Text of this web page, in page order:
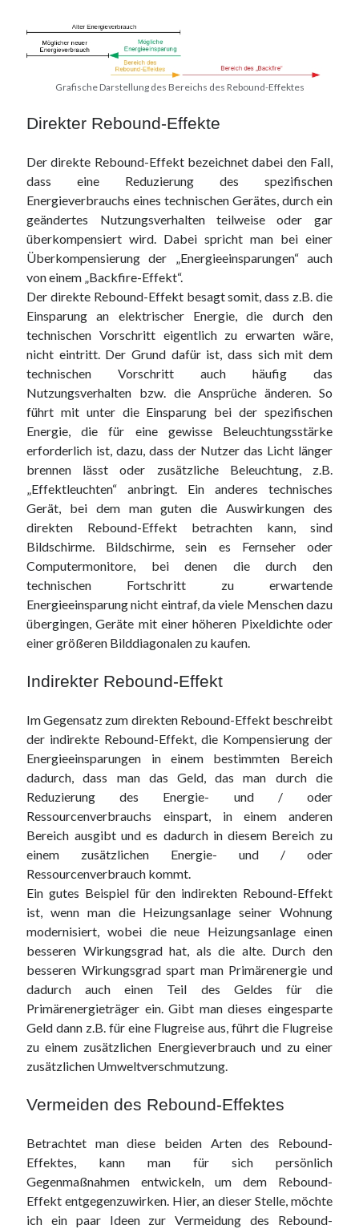
Grafische Darstellung des Bereichs des Rebound-Effektes
Direkter Rebound-Effekte
Der direkte Rebound-Effekt bezeichnet dabei den Fall,
dass eine Reduzierung des spezifischen
Energieverbrauchs eines technischen Gerätes, durch ein
geändertes Nutzungsverhalten teilweise oder gar
überkompensiert wird. Dabei spricht man bei einer
Überkompensierung der „Energieeinsparungen“ auch
von einem „Backfire-Effekt“.
Der direkte Rebound-Effekt besagt somit, dass z.B. die
Einsparung an elektrischer Energie, die durch den
technischen Vorschritt eigentlich zu erwarten wäre,
nicht eintritt. Der Grund dafür ist, dass sich mit dem
technischen Vorschritt auch häufig das
Nutzungsverhalten bzw. die Ansprüche änderen. So
führt mit unter die Einsparung bei der spezifischen
Energie, die für eine gewisse Beleuchtungsstärke
erforderlich ist, dazu, dass der Nutzer das Licht länger
brennen lässt oder zusätzliche Beleuchtung, z.B.
„Effektleuchten“ anbringt. Ein anderes technisches
Gerät, bei dem man guten die Auswirkungen des
direkten Rebound-Effekt betrachten kann, sind
Bildschirme. Bildschirme, sein es Fernseher oder
Computermonitore, bei denen die durch den
technischen Fortschritt zu erwartende
Energieeinsparung nicht eintraf, da viele Menschen dazu
übergingen, Geräte mit einer höheren Pixeldichte oder
einer größeren Bilddiagonalen zu kaufen.
Indirekter Rebound-Effekt
Im Gegensatz zum direkten Rebound-Effekt beschreibt
der indirekte Rebound-Effekt, die Kompensierung der
Energieeinsparungen in einem bestimmten Bereich
dadurch, dass man das Geld, das man durch die
Reduzierung des Energie- und / oder
Ressourcenverbrauchs einspart, in einem anderen
Bereich ausgibt und es dadurch in diesem Bereich zu
einem zusätzlichen Energie- und / oder
Ressourcenverbrauch kommt.
Ein gutes Beispiel für den indirekten Rebound-Effekt
ist, wenn man die Heizungsanlage seiner Wohnung
modernisiert, wobei die neue Heizungsanlage einen
besseren Wirkungsgrad hat, als die alte. Durch den
besseren Wirkungsgrad spart man Primärenergie und
dadurch auch einen Teil des Geldes für die
Primärenergieträger ein. Gibt man dieses eingesparte
Geld dann z.B. für eine Flugreise aus, führt die Flugreise
zu einem zusätzlichen Energieverbrauch und zu einer
zusätzlichen Umweltverschmutzung.
Vermeiden des Rebound-Effektes
Betrachtet man diese beiden Arten des Rebound-
Effektes, kann man für sich persönlich
Gegenmaßnahmen entwickeln, um dem Rebound-
Effekt entgegenzuwirken. Hier, an dieser Stelle, möchte
ich ein paar Ideen zur Vermeidung des Rebound-